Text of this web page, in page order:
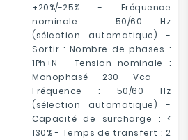
+20%/-25% - Fréquence
nominale : 50/60 Hz
(sélection automatique) -
Sortir : Nombre de phases :
1Ph+N - Tension nominale :
Monophasé 230 Vca -
Fréquence : 50/60 Hz
(sélection automatique) -
Capacité de surcharge : <
130% - Temps de transfert : 2